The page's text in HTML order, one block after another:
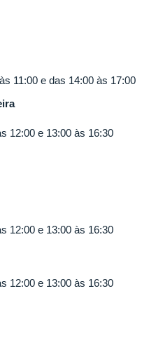
11:00 e das 14:00 às 17:00
12:00 e 13:00 às 16:30
12:00 e 13:00 às 16:30
12:00 e 13:00 às 16:30